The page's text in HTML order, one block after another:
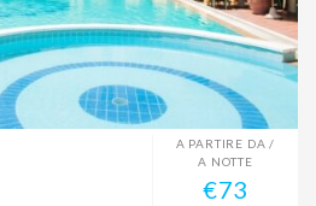
A PARTIRE DA /
A NOTTE
€73